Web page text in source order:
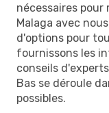
nécessaires
Malaga avec
d'options pour
fournissons les
conseils
Bas se déroule
possibles.